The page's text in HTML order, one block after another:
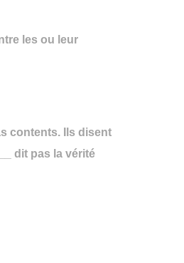
les ou leur
contents. Ils disent
dit pas la vérité